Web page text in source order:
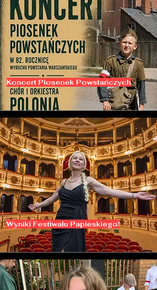
Koncert Piosenek Powstańczych
Wyniki Festiwalu Papieskiego!